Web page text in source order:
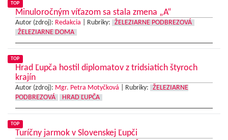
TOP
Minuloročným víťazom sa stala zmena „A“
Autor (zdroj): Redakcia Rubriky:
ŽELEZIARNE PODBREZOVÁ
ŽELEZIARNE DOMA
TOP
Hrad Ľupča hostil diplomatov z tridsiatich štyroch
krajín
Autor (zdroj): Mgr. Petra Motyčková Rubriky:
ŽELEZIARNE
PODBREZOVÁ
HRAD ĽUPČA
TOP
Turíčny jarmok v Slovenskej Ľupči